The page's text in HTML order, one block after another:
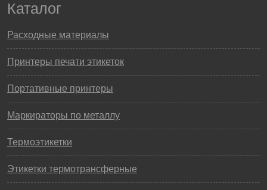
Каталог
Расходные материалы
Принтеры печати этикеток
Портативные принтеры
Маркираторы по металлу
Термоэтикетки
Этикетки термотрансферные